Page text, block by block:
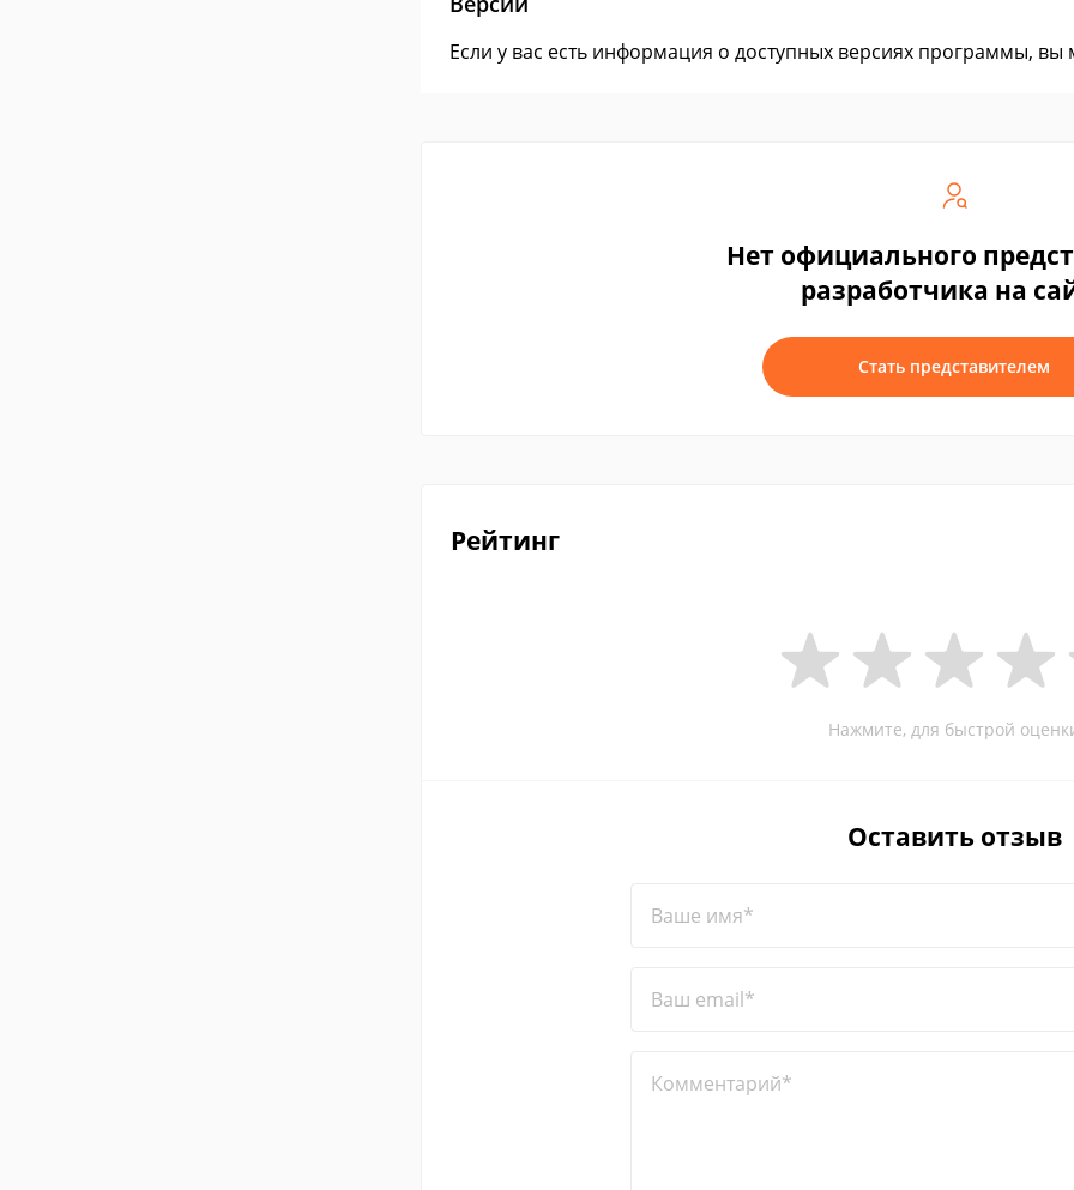
Если у вас есть информация о доступных версиях программы,
Нет официального
разработчика на
Стать представителем
Рейтинг
Нажмите, для быстрой
Оставить отзыв
Ваше имя*
Ваш email*
Комментарий*